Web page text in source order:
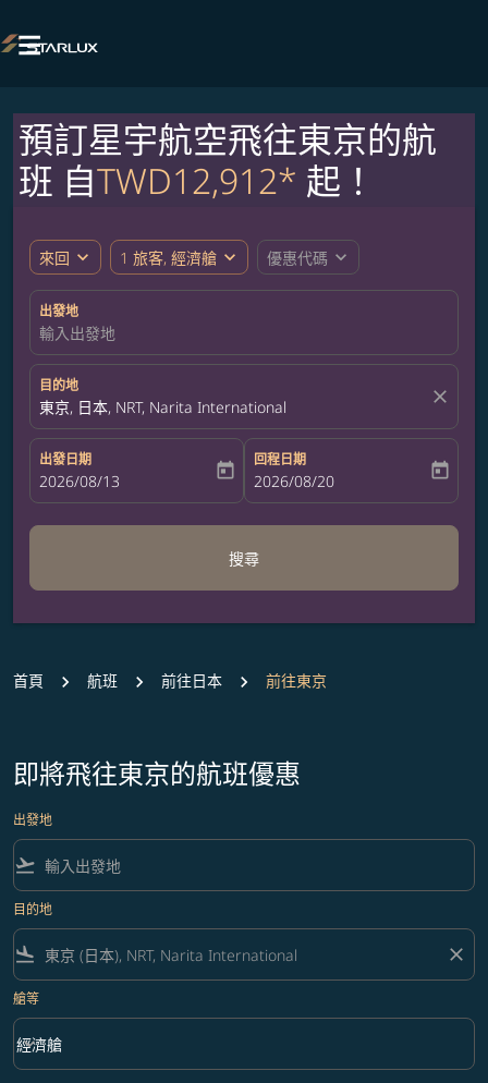

預訂星宇航空飛往東京的航
班 自TWD12,912* 起！
來回 expand_more 1 旅客, 經濟艙 expand_more 優惠代碼 expand_more
出發地
輸入出發地
目的地
東京, 日本, NRT, Narita International close
出發日期
fc-booking-departure-date-aria-label
2026/08/13 today
回程日期
fc-booking-return-date-aria-label
2026/08/20 today
搜尋
首頁 航班 前往日本 前往東京
即將飛往東京的航班優惠
出發地
flight_takeoff
目的地
flight_land close
艙等
艙等 option 經濟艙 Selected
經濟艙
keyboard_arrow_down